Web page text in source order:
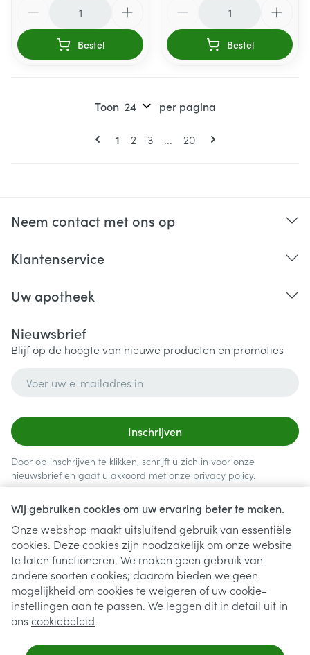
Wij gebruiken cookies om uw ervaring beter te maken.
Onze webshop maakt uitsluitend gebruik van essentiële
cookies. Deze cookies zijn noodzakelijk om onze website
te laten functioneren. We maken geen gebruik van
andere soorten cookies; daarom bieden we geen
mogelijkheid om cookies te weigeren of uw cookie-
instellingen aan te passen. We leggen dit in detail uit in
ons cookiebeleid
Bestel Bestel
Pagina's
U lees momenteel pagina
1 Pagina
2 Pagina
3 ... Pagina
20
Toon per pagina
Neem contact met ons op
Klantenservice
Uw apotheek
Nieuwsbrief
Blijf op de hoogte van nieuwe producten en promoties
Inschrijven
Door op inschrijven te klikken, schrijft u zich in voor onze
nieuwsbrief en gaat u akkoord met onze privacy policy.
Juridische links